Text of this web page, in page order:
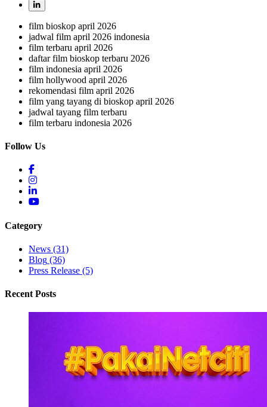
film bioskop april 2026
jadwal film april 2026 indonesia
film terbaru april 2026
daftar film bioskop terbaru 2026
film indonesia april 2026
film hollywood april 2026
rekomendasi film april 2026
film yang tayang di bioskop april 2026
jadwal tayang film terbaru
film terbaru indonesia 2026
Follow Us
Category
News (31)
Blog (36)
Press Release (5)
Recent Posts